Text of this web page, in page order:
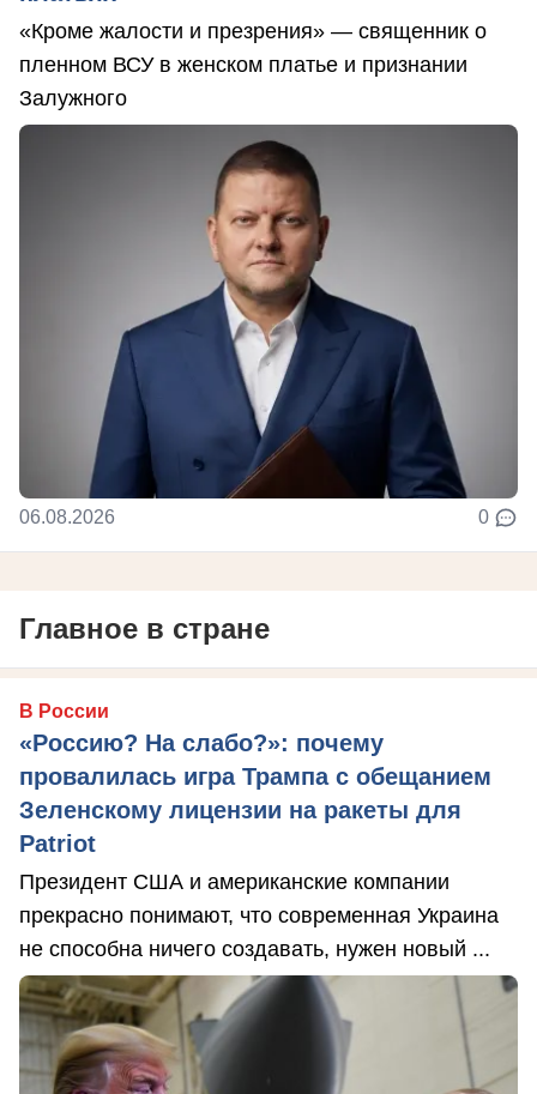
«Кроме жалости и презрения» — священник о
пленном ВСУ в женском платье и признании
Залужного
06.08.2026 0
Главное в стране
В России
«Россию? На слабо?»: почему
провалилась игра Трампа с обещанием
Зеленскому лицензии на ракеты для
Patriot
Президент США и американские компании
прекрасно понимают, что современная Украина
не способна ничего создавать, нужен новый ...